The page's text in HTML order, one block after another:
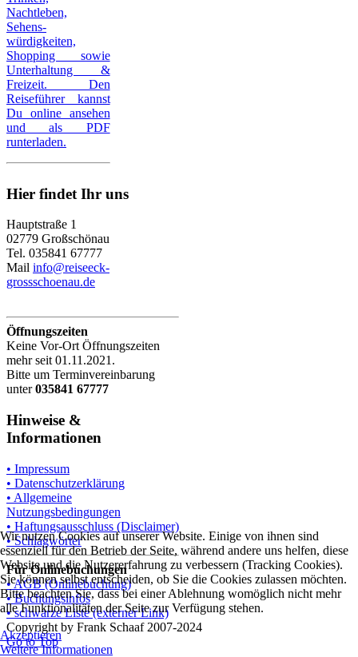
Nachtleben,
Sehens-
würdigkeiten,
Shopping sowie
Unterhaltung &
Freizeit. Den
Reiseführer kannst
Du online ansehen
und als PDF
runterladen.
Hier findet Ihr uns
Hauptstraße 1
02779 Großschönau
Tel. 035841 67777
Mail info@reiseeck-
grossschoenau.de
Öffnungszeiten
Keine Vor-Ort Öffnungszeiten
mehr seit 01.11.2021.
Bitte um Terminvereinbarung
unter035841 67777
Hinweise &
Informationen
• Impressum
• Datenschutzerklärung
• Allgemeine
Nutzungsbedingungen
• Haftungsausschluss (Disclaimer)
• Schlagwörter
Für Onlinebuchungen
• AGB (Onlinebuchung)
• Buchungsinfos
• schwarze Liste (externer Link)
Copyright by Frank Schaaf 2007-2024
Go to Top
Wir nutzen Cookies auf unserer Website. Einige von ihnen sind
essenziell für den Betrieb der Seite, während andere uns helfen, diese
Website und die Nutzererfahrung zu verbessern (Tracking Cookies).
Sie können selbst entscheiden, ob Sie die Cookies zulassen möchten.
Bitte beachten Sie, dass bei einer Ablehnung womöglich nicht mehr
alle Funktionalitäten der Seite zur Verfügung stehen.
Akzeptieren
Weitere Informationen